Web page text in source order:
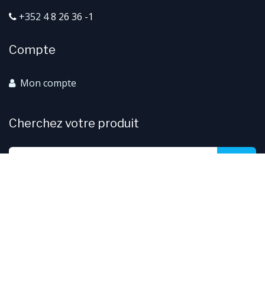
+352 48 26 36 -1
Compte
Mon compte
Cherchez votre produit